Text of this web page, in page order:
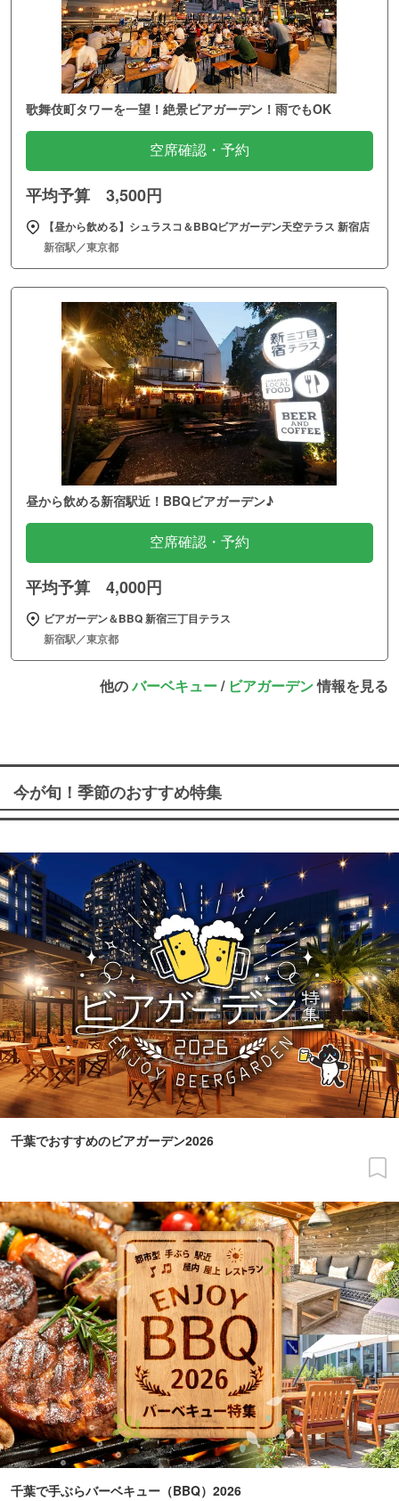
歌舞伎町タワーを一望！絶景ビアガーデン！雨でもOK
空席確認・予約
平均予算 3,500円
【昼から飲める】シュラスコ＆BBQビアガーデン天空テラス 新宿店
新宿駅／東京都
昼から飲める新宿駅近！BBQビアガーデン♪
空席確認・予約
平均予算 4,000円
ビアガーデン＆BBQ 新宿三丁目テラス
新宿駅／東京都
他のバーベキュー/ ビアガーデン情報を見る
今が旬！季節のおすすめ特集
千葉でおすすめのビアガーデン2026
千葉で手ぶらバーベキュー（BBQ）2026